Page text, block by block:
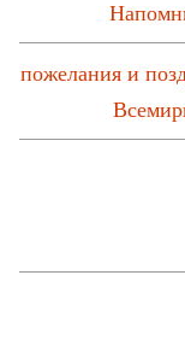
пожелания и